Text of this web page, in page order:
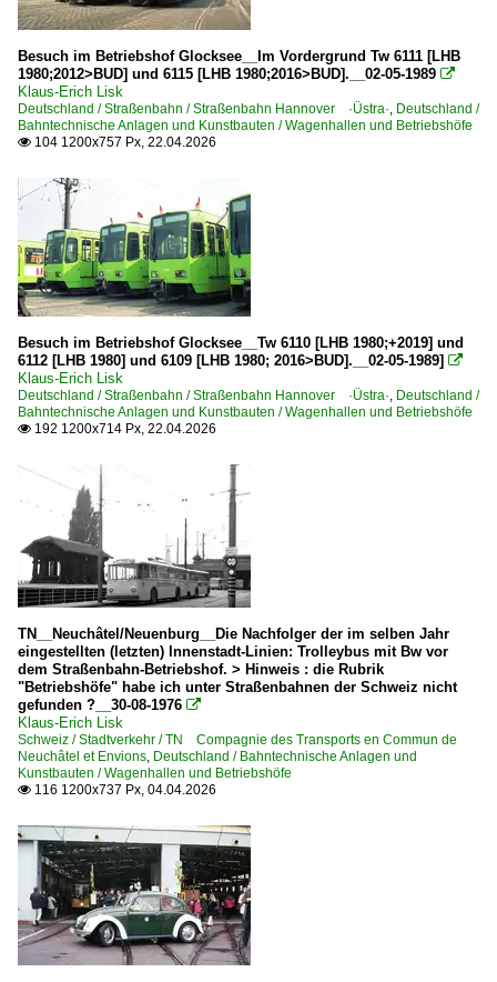
Besuch im Betriebshof Glocksee__Im Vordergrund Tw 6111 [LHB
1980;2012>BUD] und 6115 [LHB 1980;2016>BUD].__02-05-1989 
Klaus-Erich Lisk
Deutschland / Straßenbahn / Straßenbahn Hannover ·Üstra·, Deutschland /
Bahntechnische Anlagen und Kunstbauten / Wagenhallen und Betriebshöfe
 104 1200x757 Px, 22.04.2026
Besuch im Betriebshof Glocksee__Tw 6110 [LHB 1980;+2019] und
6112 [LHB 1980] und 6109 [LHB 1980; 2016>BUD].__02-05-1989] 
Klaus-Erich Lisk
Deutschland / Straßenbahn / Straßenbahn Hannover ·Üstra·, Deutschland /
Bahntechnische Anlagen und Kunstbauten / Wagenhallen und Betriebshöfe
 192 1200x714 Px, 22.04.2026
TN__Neuchâtel/Neuenburg__Die Nachfolger der im selben Jahr
eingestellten (letzten) Innenstadt-Linien: Trolleybus mit Bw vor
dem Straßenbahn-Betriebshof. > Hinweis : die Rubrik
"Betriebshöfe" habe ich unter Straßenbahnen der Schweiz nicht
gefunden ?__30-08-1976 
Klaus-Erich Lisk
Schweiz / Stadtverkehr / TN Compagnie des Transports en Commun de
Neuchâtel et Envions, Deutschland / Bahntechnische Anlagen und
Kunstbauten / Wagenhallen und Betriebshöfe
 116 1200x737 Px, 04.04.2026